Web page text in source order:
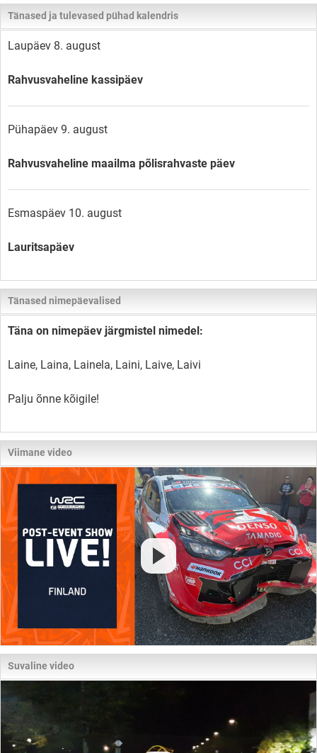
Tänased ja tulevased pühad kalendris
Laupäev 8. august
Rahvusvaheline kassipäev
Pühapäev 9. august
Rahvusvaheline maailma põlisrahvaste päev
Esmaspäev 10. august
Lauritsapäev
Tänased nimepäevalised
Täna on nimepäev järgmistel nimedel:
Laine, Laina, Lainela, Laini, Laive, Laivi
Palju õnne kõigile!
Viimane video
Suvaline video